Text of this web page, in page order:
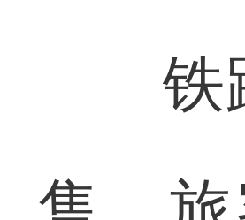
铁路